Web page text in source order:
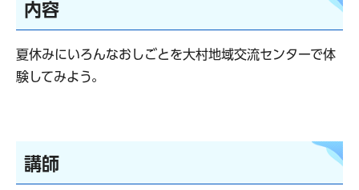
内容
夏休みにいろんなおしごとを大村地域交流センターで体
験してみよう。
講師